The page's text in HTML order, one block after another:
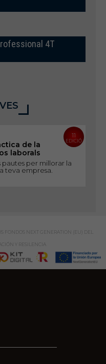
4T
de la
laborals
per millorar la
teva empresa.
11
EDICIÓ
FONDOS NEXT GENERATION (EU) DEL
Y RESILENCIA